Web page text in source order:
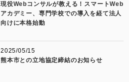
現役Webコンサルが教える！スマートWeb
アカデミー、専門学校での導入を経て法人
向けに本格始動
2025/05/15
熊本市との立地協定締結のお知らせ